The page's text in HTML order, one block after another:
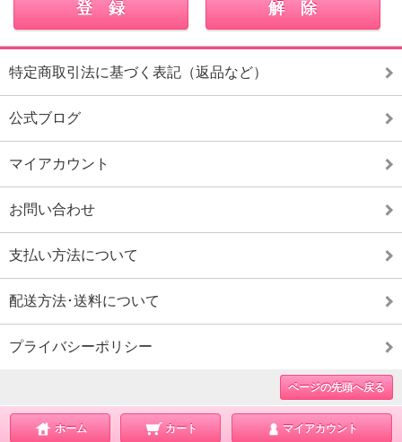
特定商取引法に基づく表記（返品など）
公式ブログ
マイアカウント
お問い合わせ
支払い方法について
配送方法･送料について
プライバシーポリシー
ページの先頭へ戻る
ホーム カート マイアカウント